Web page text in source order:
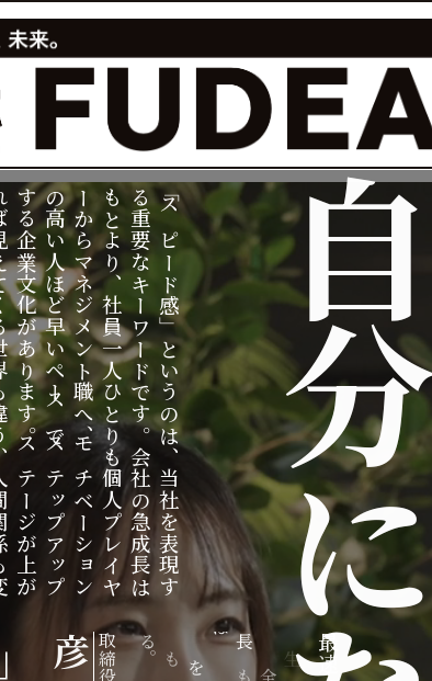
「
ス
ピ
ー
ド
感
」
と
い
う
の
は
、
当
社
を
表
現
す
る
重
要
な
キ
ー
ワ
ー
ド
で
す
。
会
社
の
急
成
長
は
も
と
よ
り
、
社
員
一
人
ひ
と
り
も
個
人
プ
レ
イ
ヤ
ー
か
ら
マ
ネ
ジ
メ
ン
ト
職
へ
、
モ
チ
ベ
ー
シ
ョ
ン
の
高
い
人
ほ
ど
早
い
ペ
ー
ス
で
ス
テ
ッ
プ
ア
ッ
プ
す
る
企
業
文
化
が
あ
り
ま
す
。
ス
テ
ー
ジ
が
上
が
最
速
人
生
は
に
全
長
」
も
は
高
を
も
る
。
取
締
役
彦